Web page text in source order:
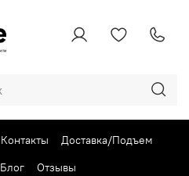
Контакты
Доставка/Подъем
Блог Отзывы